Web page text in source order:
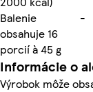
Balenie
obsahuje 16
porcií à 45 g
-
Informácie o
Výrobok môže